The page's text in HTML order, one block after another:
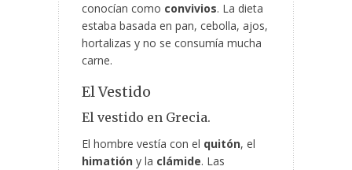
conocían como convivios. La dieta
estaba basada en pan, cebolla, ajos,
hortalizas y no se consumía mucha
carne.
El Vestido
El vestido en Grecia.
El hombre vestía con el quitón, el
himatión y la clámide. Las